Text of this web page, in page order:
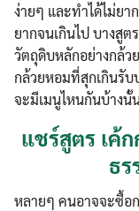
ง่ายๆ และทำได้ไม่ย
ยากจนเกินไป บางสูต
วัตถุดิบหลักอย่างกล้ว
กล้วยหอมที่สุกเกินรับ
จะมีเมนูไหนกันบ้างนั้
แชร์สูตร เค้
ธร
หลายๆ คนอาจจะซื้อ